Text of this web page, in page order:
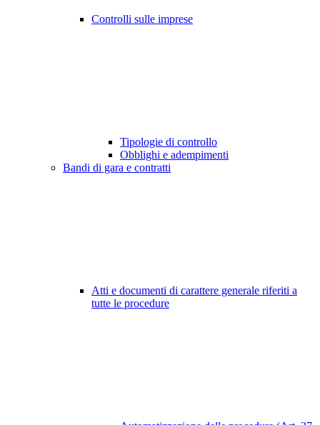
Controlli sulle imprese
Tipologie di controllo
Obblighi e adempimenti
Bandi di gara e contratti
Atti e documenti di carattere generale riferiti a
tutte le procedure